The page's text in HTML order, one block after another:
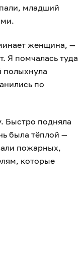
младший
женщина, —
Я помчалась туда
полыхнула
по
Быстро подняла
была тёплой —
пожарных,
которые